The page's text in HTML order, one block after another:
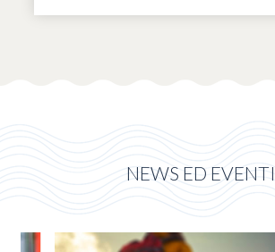
NEWS ED EVENTI